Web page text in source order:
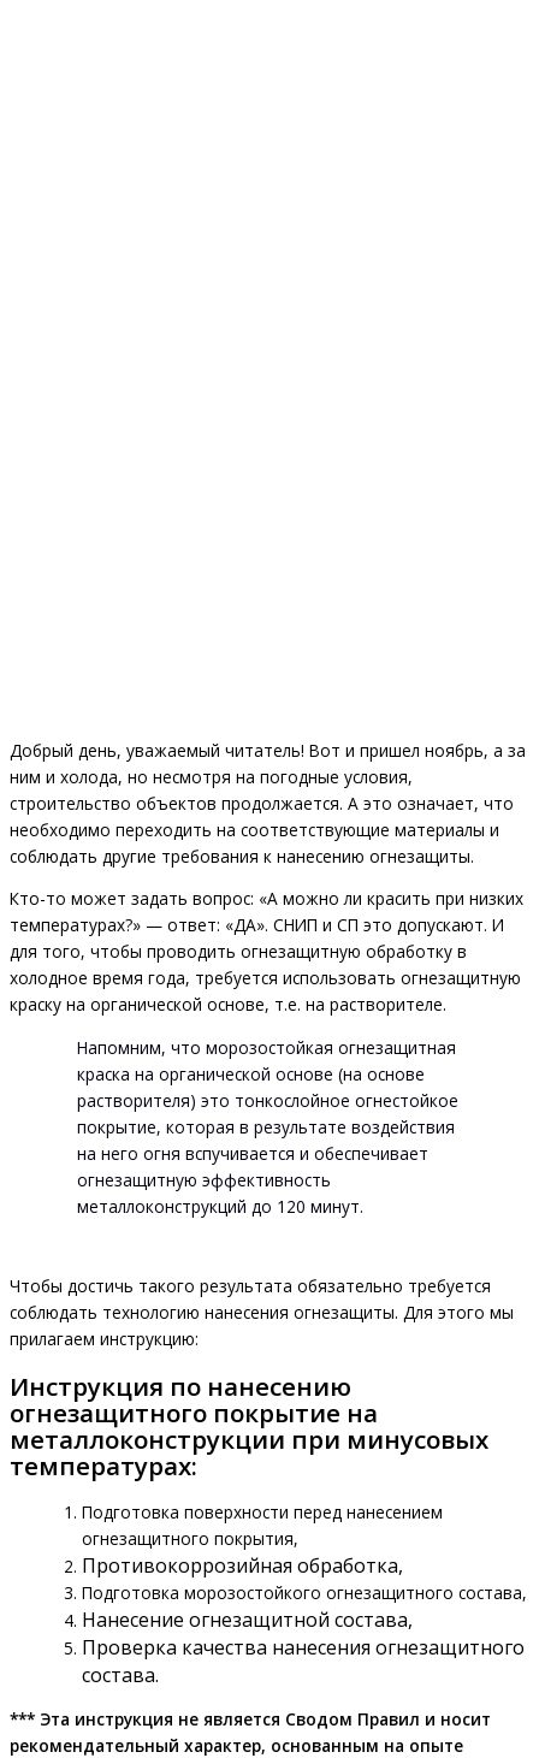
Добрый день, уважаемый читатель! Вот и пришел ноябрь, а за
ним и холода, но несмотря на погодные условия,
строительство объектов продолжается. А это означает, что
необходимо переходить на соответствующие материалы и
соблюдать другие требования к нанесению огнезащиты.
Кто-то может задать вопрос: «А можно ли красить при низких
температурах?» — ответ: «ДА». СНИП и СП это допускают. И
для того, чтобы проводить огнезащитную обработку в
холодное время года, требуется использовать огнезащитную
краску на органической основе, т.е. на растворителе.
Напомним, что морозостойкая огнезащитная
краска на органической основе (на основе
растворителя) это тонкослойное огнестойкое
покрытие, которая в результате воздействия
на него огня вспучивается и обеспечивает
огнезащитную эффективность
металлоконструкций до 120 минут.
Чтобы достичь такого результата обязательно требуется
соблюдать технологию нанесения огнезащиты. Для этого мы
прилагаем инструкцию:
Инструкция по нанесению
огнезащитного покрытие на
металлоконструкции при минусовых
температурах:
Подготовка поверхности перед нанесением
огнезащитного покрытия,
Противокоррозийная обработка,
Подготовка морозостойкого огнезащитного состава,
Нанесение огнезащитной состава,
Проверка качества нанесения огнезащитного
состава.
*** Эта инструкция не является Сводом Правил и носит
рекомендательный характер, основанным на опыте